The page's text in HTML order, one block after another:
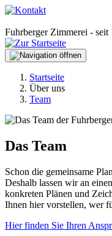
Fuhrberger Zimmerei - seit
Startseite
Über uns
Team
Das Team
Schon die gemeinsame
Deshalb lassen wir an
konkreten Plänen und
Ihnen hier vorstellen, wer
Hier finden Sie Ihren